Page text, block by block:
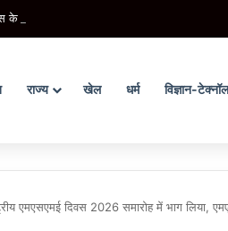
‘गैंगस्टरां ते वार’ अभियान ने संगठित अपराध के
राज्य खेल धर्म विज्ञान-
एमएसएमई दिवस 2026 समारोह में भाग लिया,